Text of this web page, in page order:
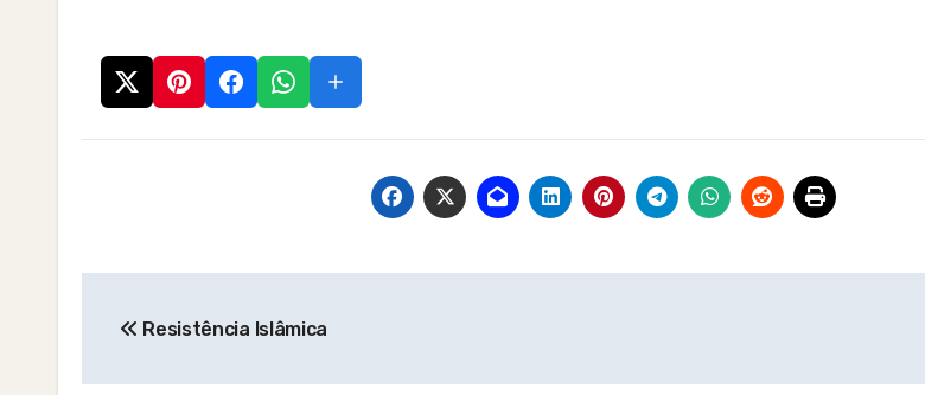
navigation
Resistência Islâmica